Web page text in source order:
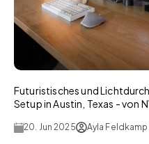
Futuristisches und
Setup in Austin, Texas - von
20. Jun 2025 Ayla Feldkamp